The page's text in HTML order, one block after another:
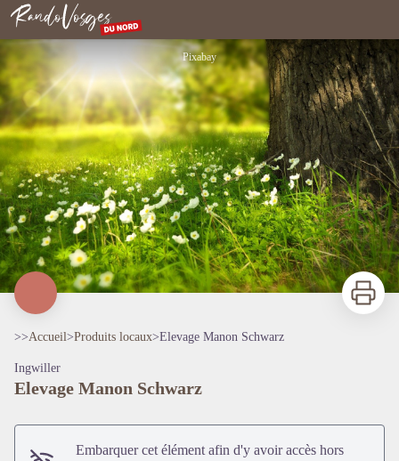
Rando Vosges du Nord
Elevage Manon Schwarz
Pixabay
Voir l'image en plein écran
Imprimer
>>Accueil>Produits locaux>Elevage Manon Schwarz
Ingwiller
Elevage Manon Schwarz
Embarquer cet élément afin d'y avoir accès hors